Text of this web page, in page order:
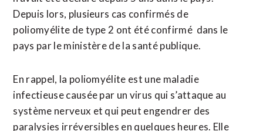
Depuis lors, plusieurs cas confirmés de
poliomyélite de type 2 ont été confirmé dans le
pays par le ministère de la santé publique.
En rappel, la poliomyélite est une maladie
infectieuse causée par un virus qui s’attaque au
système nerveux et qui peut engendrer des
paralysies irréversibles en quelques heures. Elle